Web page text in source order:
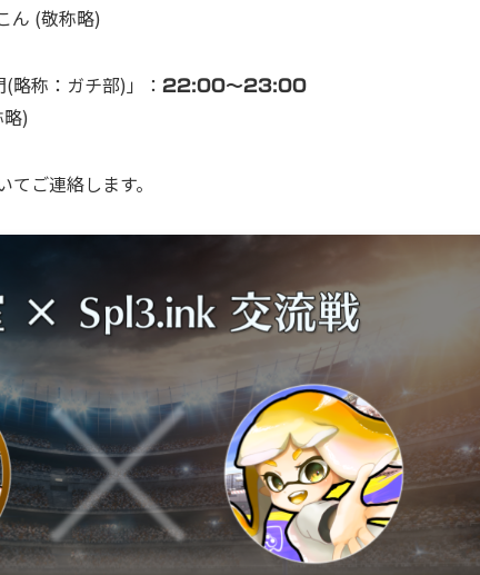
ん (敬称略)
略称：ガチ部)」： 22:00〜23:00
)
ご連絡します。